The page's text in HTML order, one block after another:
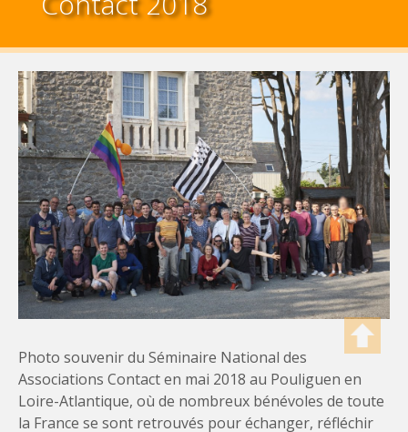
Photo souvenir du Séminaire National des
Associations Contact en mai 2018 au Pouliguen en
Loire-Atlantique, où de nombreux bénévoles de toute
la France se sont retrouvés pour échanger, réfléchir